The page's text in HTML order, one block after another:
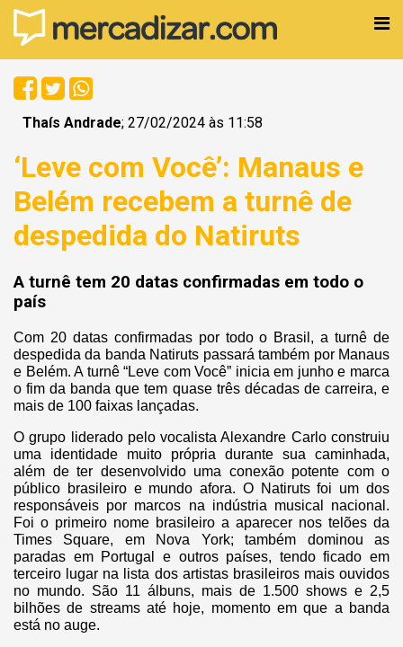
Thaís Andrade; 27/02/2024 às 11:58
‘Leve com Você’: Manaus e
Belém recebem a turnê de
despedida do Natiruts
A turnê tem 20 datas confirmadas em todo o
país
Com 20 datas confirmadas por todo o Brasil, a turnê de
despedida da banda Natiruts passará também por Manaus
e Belém. A turnê “Leve com Você” inicia em junho e marca
o fim da banda que tem quase três décadas de carreira, e
mais de 100 faixas lançadas.
O grupo liderado pelo vocalista Alexandre Carlo construiu
uma identidade muito própria durante sua caminhada,
além de ter desenvolvido uma conexão potente com o
público brasileiro e mundo afora. O Natiruts foi um dos
responsáveis por marcos na indústria musical nacional.
Foi o primeiro nome brasileiro a aparecer nos telões da
Times Square, em Nova York; também dominou as
paradas em Portugal e outros países, tendo ficado em
terceiro lugar na lista dos artistas brasileiros mais ouvidos
no mundo. São 11 álbuns, mais de 1.500 shows e 2,5
bilhões de streams até hoje, momento em que a banda
está no auge.